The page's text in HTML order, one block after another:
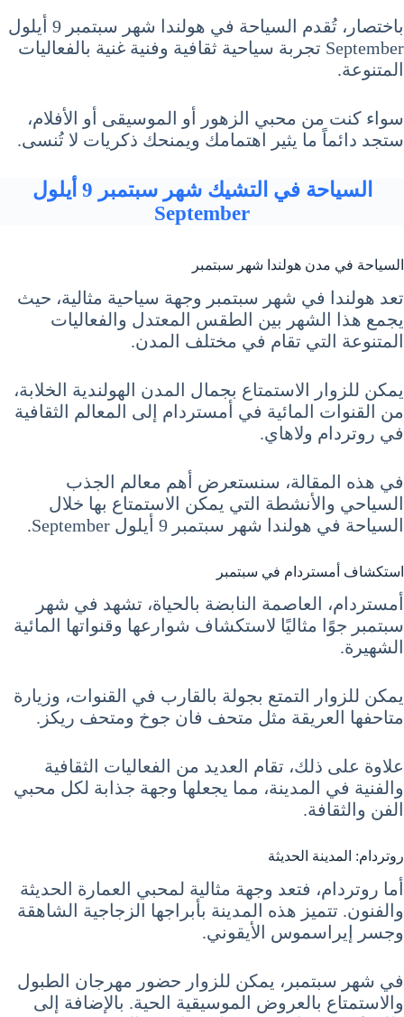
باختصار، تُقدم السياحة في هولندا شهر سبتمبر 9 أيلول
September تجربة سياحية ثقافية وفنية غنية بالفعاليات
المتنوعة.
سواء كنت من محبي الزهور أو الموسيقى أو الأفلام،
ستجد دائماً ما يثير اهتمامك ويمنحك ذكريات لا تُنسى.
السياحة في التشيك شهر سبتمبر 9 أيلول
September
السياحة في مدن هولندا شهر سبتمبر
تعد هولندا في شهر سبتمبر وجهة سياحية مثالية، حيث
يجمع هذا الشهر بين الطقس المعتدل والفعاليات
المتنوعة التي تقام في مختلف المدن.
يمكن للزوار الاستمتاع بجمال المدن الهولندية الخلابة،
من القنوات المائية في أمستردام إلى المعالم الثقافية
في روتردام ولاهاي.
في هذه المقالة، سنستعرض أهم معالم الجذب
السياحي والأنشطة التي يمكن الاستمتاع بها خلال
السياحة في هولندا شهر سبتمبر 9 أيلول September.
استكشاف أمستردام في سبتمبر
أمستردام، العاصمة النابضة بالحياة، تشهد في شهر
سبتمبر جوًا مثاليًا لاستكشاف شوارعها وقنواتها المائية
الشهيرة.
يمكن للزوار التمتع بجولة بالقارب في القنوات، وزيارة
متاحفها العريقة مثل متحف فان جوخ ومتحف ريكز.
علاوة على ذلك، تقام العديد من الفعاليات الثقافية
والفنية في المدينة، مما يجعلها وجهة جذابة لكل محبي
الفن والثقافة.
روتردام: المدينة الحديثة
أما روتردام، فتعد وجهة مثالية لمحبي العمارة الحديثة
والفنون. تتميز هذه المدينة بأبراجها الزجاجية الشاهقة
وجسر إيراسموس الأيقوني.
في شهر سبتمبر، يمكن للزوار حضور مهرجان الطبول
والاستمتاع بالعروض الموسيقية الحية. بالإضافة إلى